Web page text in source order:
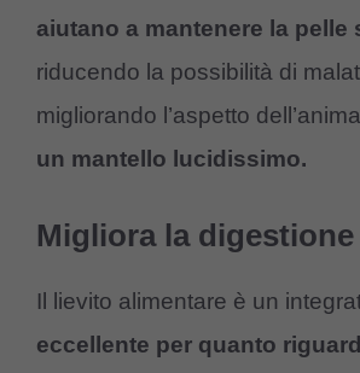
aiutano a mantenere la pelle
riducendo la possibilità di
migliorando l’aspetto
un mantello lucidissimo.
Migliora la digestione
Il lievito alimentare è un
eccellente per quanto